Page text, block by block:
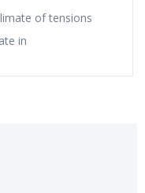
of tensions
in